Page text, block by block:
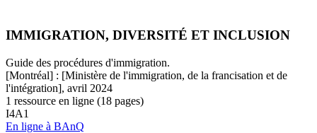
IMMIGRATION, DIVERSITÉ ET INCLUSION
Guide des procédures d'immigration.
[Montréal] : [Ministère de l'immigration, de la francisation et de
l'intégration], avril 2024
1 ressource en ligne (18 pages)
I4A1
En ligne à BAnQ